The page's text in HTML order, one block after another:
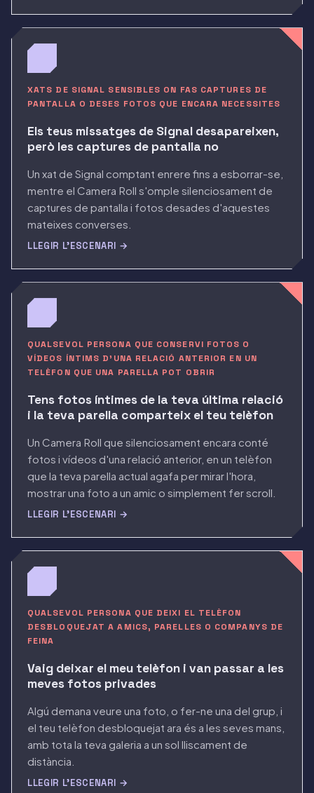
XATS DE SIGNAL SENSIBLES ON FAS CAPTURES DE
PANTALLA O DESES FOTOS QUE ENCARA NECESSITES
Els teus missatges de Signal desapareixen,
però les captures de pantalla no
Un xat de Signal comptant enrere fins a esborrar-se,
mentre el Camera Roll s'omple silenciosament de
captures de pantalla i fotos desades d'aquestes
mateixes converses.
LLEGIR L'ESCENARI →
QUALSEVOL PERSONA QUE CONSERVI FOTOS O
VÍDEOS ÍNTIMS D'UNA RELACIÓ ANTERIOR EN UN
TELÈFON QUE UNA PARELLA POT OBRIR
Tens fotos íntimes de la teva última relació
i la teva parella comparteix el teu telèfon
Un Camera Roll que silenciosament encara conté
fotos i vídeos d'una relació anterior, en un telèfon
que la teva parella actual agafa per mirar l'hora,
mostrar una foto a un amic o simplement fer scroll.
LLEGIR L'ESCENARI →
QUALSEVOL PERSONA QUE DEIXI EL TELÈFON
DESBLOQUEJAT A AMICS, PARELLES O COMPANYS DE
FEINA
Vaig deixar el meu telèfon i van passar a les
meves fotos privades
Algú demana veure una foto, o fer-ne una del grup, i
el teu telèfon desbloquejat ara és a les seves mans,
amb tota la teva galeria a un sol lliscament de
distància.
LLEGIR L'ESCENARI →